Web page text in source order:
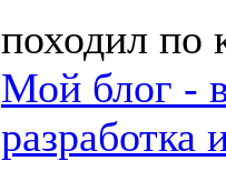
походил по
Мой блог -
разработка